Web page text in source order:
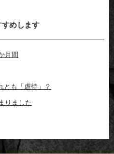
めします
月間
とも「虐待」？
りました